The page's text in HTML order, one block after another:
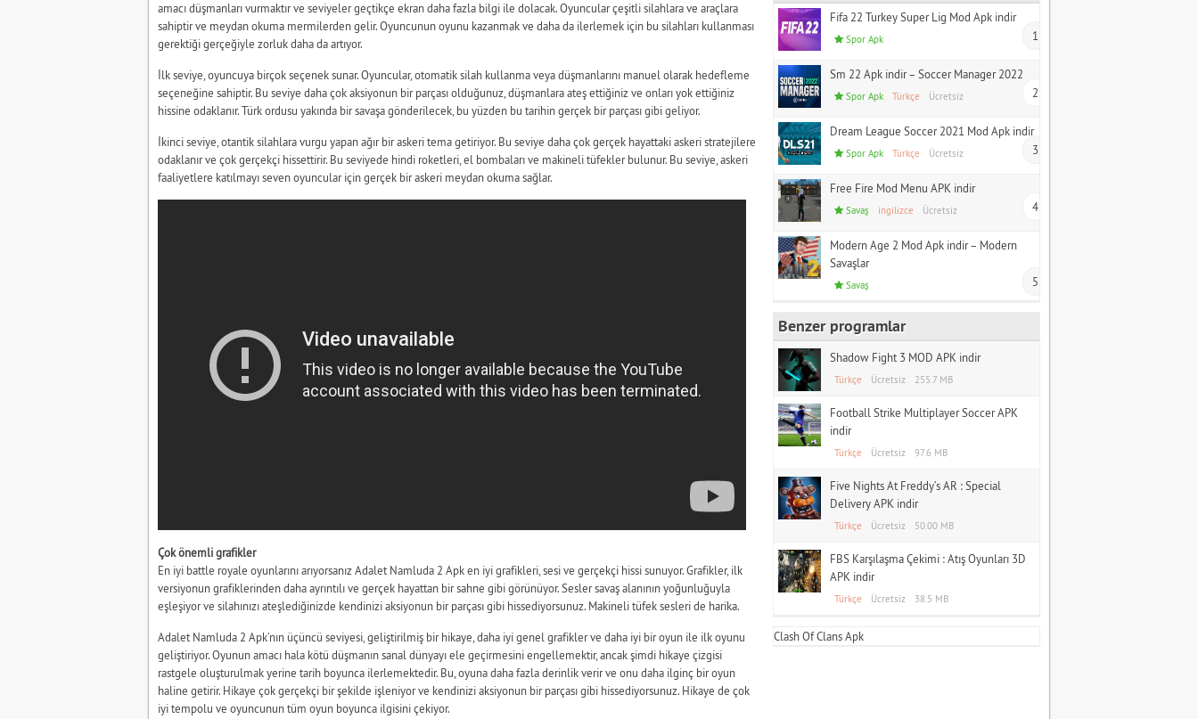
amacı düşmanları vurmaktır ve seviyeler geçtikçe ekran daha fazla bilgi ile dolacak. Oyuncular çeşitli silahlara ve araçlara
sahiptir ve meydan okuma mermilerden gelir. Oyuncunun oyunu kazanmak ve daha da ilerlemek için bu silahları kullanması
gerektiği gerçeğiyle zorluk daha da artıyor.
İlk seviye, oyuncuya birçok seçenek sunar. Oyuncular, otomatik silah kullanma veya düşmanlarını manuel olarak hedefleme
seçeneğine sahiptir. Bu seviye daha çok aksiyonun bir parçası olduğunuz, düşmanlara ateş ettiğiniz ve onları yok ettiğiniz
hissine odaklanır. Türk ordusu yakında bir savaşa gönderilecek, bu yüzden bu tarihin gerçek bir parçası gibi geliyor.
İkinci seviye, otantik silahlara vurgu yapan ağır bir askeri tema getiriyor. Bu seviye daha çok gerçek hayattaki askeri stratejilere
odaklanır ve çok gerçekçi hissettirir. Bu seviyede hindi roketleri, el bombaları ve makineli tüfekler bulunur. Bu seviye, askeri
faaliyetlere katılmayı seven oyuncular için gerçek bir askeri meydan okuma sağlar.
Çok önemli grafikler
En iyi battle royale oyunlarını arıyorsanız Adalet Namluda 2 Apk en iyi grafikleri, sesi ve gerçekçi hissi sunuyor. Grafikler, ilk
versiyonun grafiklerinden daha ayrıntılı ve gerçek hayattan bir sahne gibi görünüyor. Sesler savaş alanının yoğunluğuyla
eşleşiyor ve silahınızı ateşlediğinizde kendinizi aksiyonun bir parçası gibi hissediyorsunuz. Makineli tüfek sesleri de harika.
Adalet Namluda 2 Apk’nın üçüncü seviyesi, geliştirilmiş bir hikaye, daha iyi genel grafikler ve daha iyi bir oyun ile ilk oyunu
geliştiriyor. Oyunun amacı hala kötü düşmanın sanal dünyayı ele geçirmesini engellemektir, ancak şimdi hikaye çizgisi
rastgele oluşturulmak yerine tarih boyunca ilerlemektedir. Bu, oyuna daha fazla derinlik verir ve onu daha ilginç bir oyun
haline getirir. Hikaye çok gerçekçi bir şekilde işleniyor ve kendinizi aksiyonun bir parçası gibi hissediyorsunuz. Hikaye de çok
iyi tempolu ve oyuncunun tüm oyun boyunca ilgisini çekiyor.
Fifa 22 Turkey Super Lig Mod Apk indir
Spor Apk 1
Sm 22 Apk indir – Soccer Manager 2022
Spor Apk Türkçe Ücretsiz 2
Dream League Soccer 2021 Mod Apk indir
Spor Apk Türkçe Ücretsiz 3
Free Fire Mod Menu APK indir
Savaş ingilizce Ücretsiz 4
Modern Age 2 Mod Apk indir – Modern
Savaşlar
Savaş 5
Benzer programlar
Shadow Fight 3 MOD APK indir
Türkçe Ücretsiz 255.7 MB
Football Strike Multiplayer Soccer APK
indir
Türkçe Ücretsiz 97.6 MB
Five Nights At Freddy’s AR : Special
Delivery APK indir
Türkçe Ücretsiz 50.00 MB
FBS Karşılaşma Çekimi : Atış Oyunları 3D
APK indir
Türkçe Ücretsiz 38.5 MB
Clash Of Clans Apk